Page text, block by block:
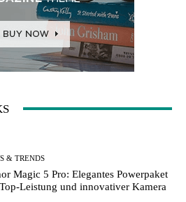
& TRENDS
Magic 5 Pro: Elegantes Powerpaket
Leistung und innovativer Kamera